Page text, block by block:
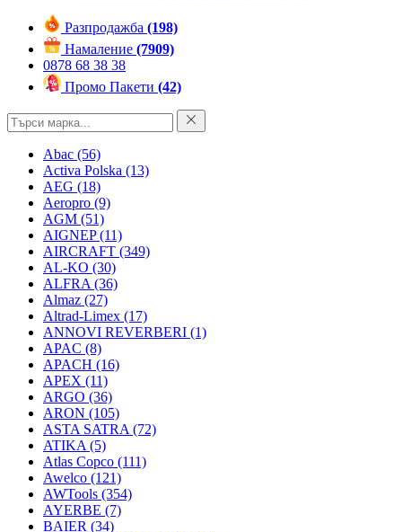
Разпродажба (198)
Намаление (7909)
0878 68 38 38
Промо Пакети (42)
Abac (56)
Activa Polska (13)
AEG (18)
Aeropro (9)
AGM (51)
AIGNEP(11)
AIRCRAFT (349)
AL-KO (30)
ALFRA (36)
Almaz (27)
Altrad-Limex (17)
ANNOVI REVERBERI (1)
APAC (8)
APACH (16)
APEX (11)
ARGO (36)
ARON (105)
ASTA SATRA (72)
ATIKA (5)
Atlas Copco (111)
Awelco (121)
AWTools (354)
AYERBE (7)
BAIER (34)